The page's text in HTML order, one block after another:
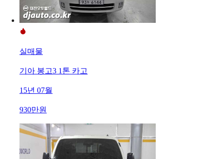
실매물
기아 봉고3 1톤 카고
15년 07월
930만원